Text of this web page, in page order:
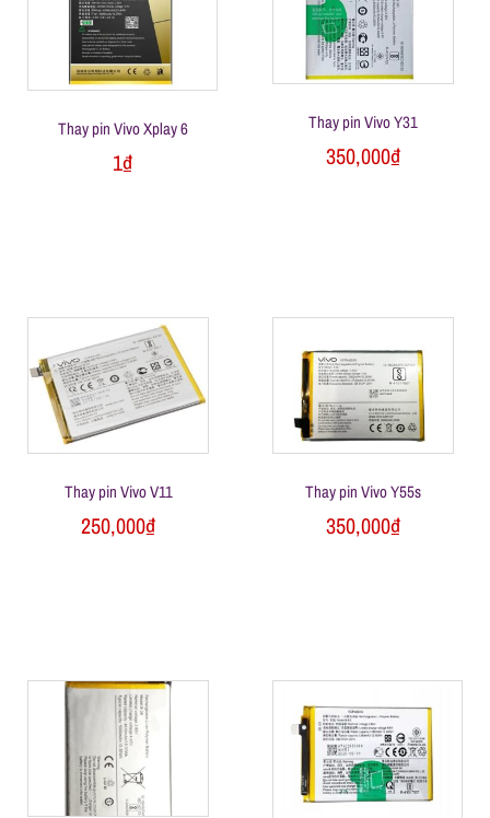
Thay pin Vivo Xplay 6
1₫
Thay pin Vivo Y31
350,000₫
Thay pin Vivo V11
250,000₫
Thay pin Vivo Y55s
350,000₫